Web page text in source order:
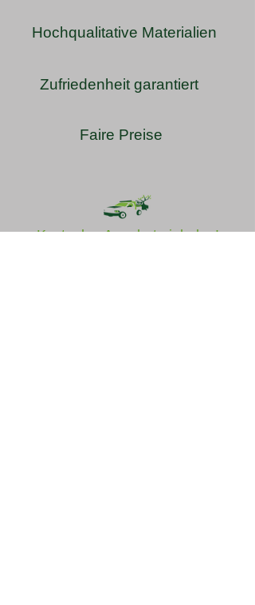
Hochqualitative Materialien
Zufriedenheit garantiert
Faire Preise
Kostenlos Angebot einholen!